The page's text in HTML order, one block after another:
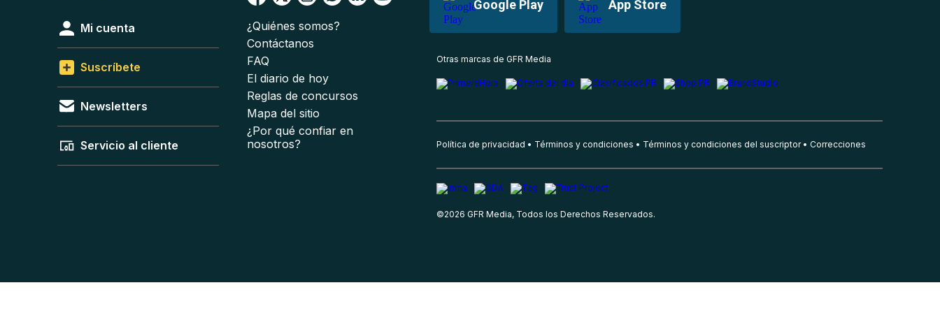
Google Play App Store
Mi cuenta
Suscríbete
Newsletters
Servicio al cliente
¿Quiénes somos?
Contáctanos
FAQ
El diario de hoy
Reglas de concursos
Mapa del sitio
¿Por qué confiar en
nosotros?
Otras marcas de GFR Media
Política de privacidad Términos y condiciones Términos y condiciones del suscriptor Correcciones
©2026 GFR Media, Todos los Derechos Reservados.